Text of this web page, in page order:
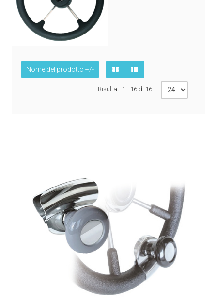
Nome del prodotto +/-
Risultati 1 - 16 di 16